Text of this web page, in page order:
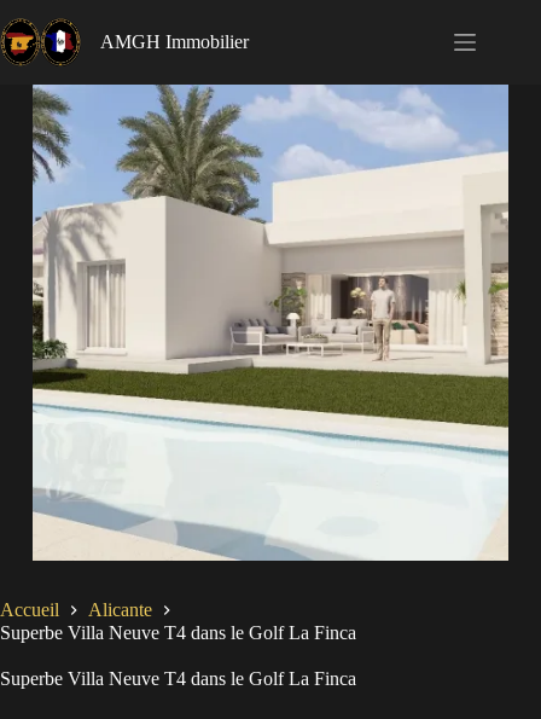
AMGH Immobilier
Accueil
Alicante
Superbe Villa Neuve T4 dans le Golf La Finca
Superbe Villa Neuve T4 dans le Golf La Finca